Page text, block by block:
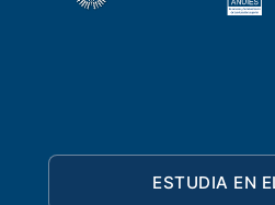
ESTUDIA EN